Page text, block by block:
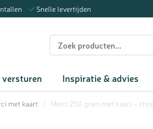
Snelle levertijden
versturen Inspiratie & advies
met kaart / Merci 250 gram met kaart –